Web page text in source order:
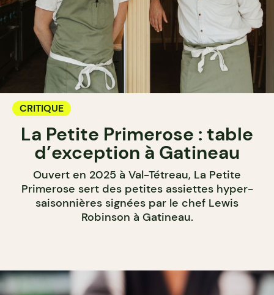
CRITIQUE
La Petite Primerose : table
d’exception à Gatineau
Ouvert en 2025 à Val-Tétreau, La Petite
Primerose sert des petites assiettes hyper-
saisonnières signées par le chef Lewis
Robinson à Gatineau.